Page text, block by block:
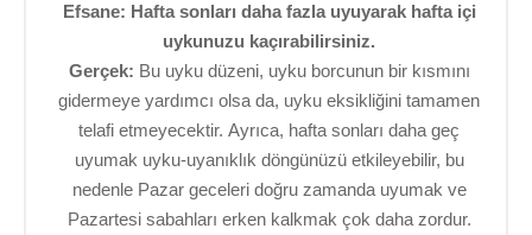
Efsane: Hafta sonları daha fazla uyuyarak hafta içi
uykunuzu kaçırabilirsiniz.
Gerçek: Bu uyku düzeni, uyku borcunun bir kısmını
gidermeye yardımcı olsa da, uyku eksikliğini tamamen
telafi etmeyecektir. Ayrıca, hafta sonları daha geç
uyumak uyku-uyanıklık döngünüzü etkileyebilir, bu
nedenle Pazar geceleri doğru zamanda uyumak ve
Pazartesi sabahları erken kalkmak çok daha zordur.